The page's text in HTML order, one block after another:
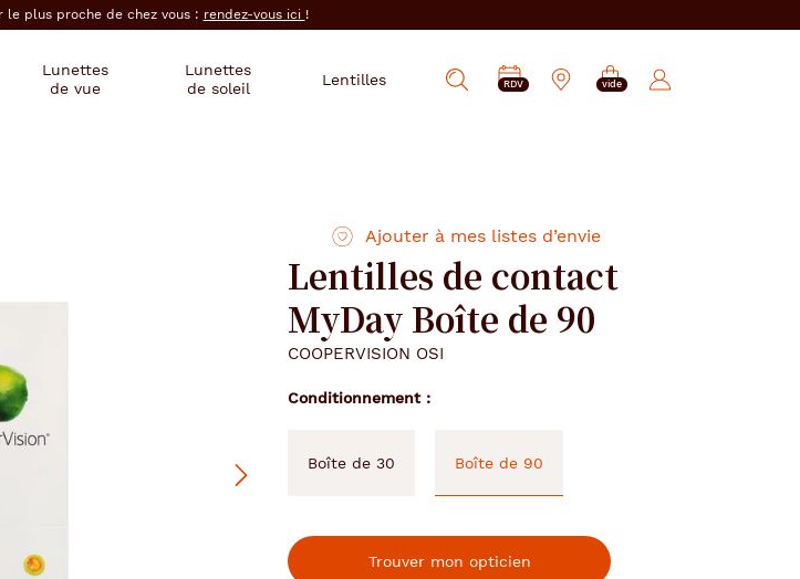
plus proche de chez vous : rendez-vous ici !
Lunettes
de vue
Lunettes
de soleil
Lentilles
AfficherPRENDRE
RDV
Mes
vide
Ajouter à mes listes d’envie
Suivant
Lentilles de contact
MyDay Boîte de 90
COOPERVISION OSI
Conditionnement
Boîte de 30 Boîte de 90
Trouver mon opticien